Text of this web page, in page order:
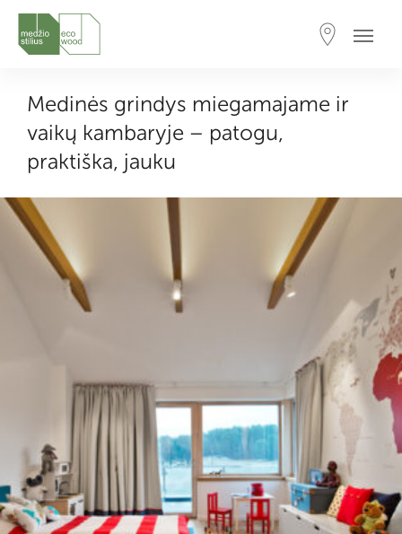
Medinės grindys miegamajame ir
vaikų kambaryje – patogu,
praktiška, jauku